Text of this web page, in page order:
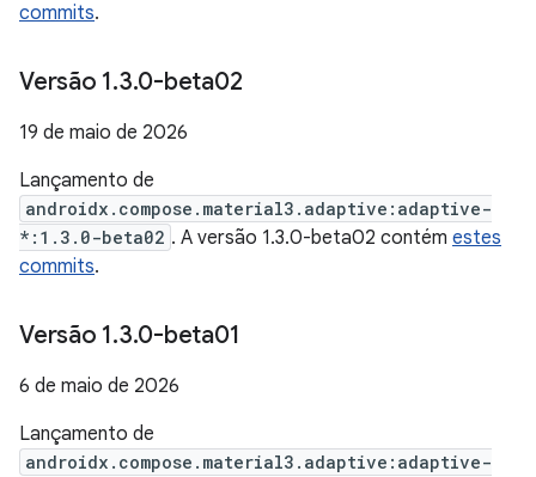
commits.
Versão 1.3.0-beta02
19 de maio de 2026
Lançamento de
androidx.compose.material3.adaptive:adaptive-
*:1.3.0-beta02 . A versão 1.3.0-beta02 contém estes
commits.
Versão 1.3.0-beta01
6 de maio de 2026
Lançamento de
androidx.compose.material3.adaptive:adaptive-